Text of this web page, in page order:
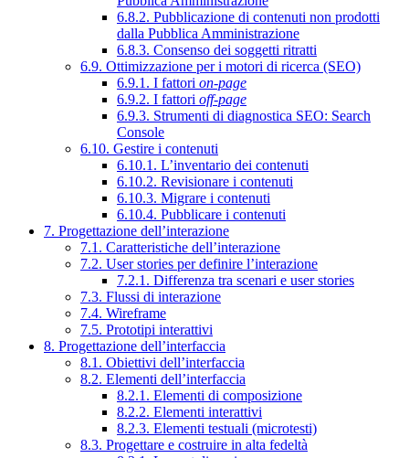
6.8.2. Pubblicazione di contenuti non prodotti
dalla Pubblica Amministrazione
6.8.3. Consenso dei soggetti ritratti
6.9. Ottimizzazione per i motori di ricerca (SEO)
6.9.1. I fattori on-page
6.9.2. I fattori off-page
6.9.3. Strumenti di diagnostica SEO: Search
Console
6.10. Gestire i contenuti
6.10.1. L’inventario dei contenuti
6.10.2. Revisionare i contenuti
6.10.3. Migrare i contenuti
6.10.4. Pubblicare i contenuti
7. Progettazione dell’interazione
7.1. Caratteristiche dell’interazione
7.2. User stories per definire l’interazione
7.2.1. Differenza tra scenari e user stories
7.3. Flussi di interazione
7.4. Wireframe
7.5. Prototipi interattivi
8. Progettazione dell’interfaccia
8.1. Obiettivi dell’interfaccia
8.2. Elementi dell’interfaccia
8.2.1. Elementi di composizione
8.2.2. Elementi interattivi
8.2.3. Elementi testuali (microtesti)
8.3. Progettare e costruire in alta fedeltà